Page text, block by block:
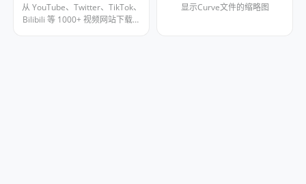
从 YouTube、Twitter、TikTok、
Bilibili 等 1000+ 视频网站下载视
显示Curve文件的缩略图